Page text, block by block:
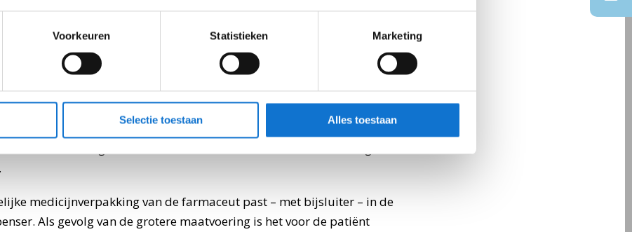
Voorkeuren Statistieken Marketing
Selectie toestaan Alles toestaan
van een
om voor de gebruiker een helder en foutloos functionerend
Het bewegingsmechanisme van de deksel vereist daarom een
Daardoor wordt de dispenser alleen geopend als er
medicijnverpakking van de farmaceut past – met bijsluiter – in de
Als gevolg van de grotere maatvoering is het voor de patiënt